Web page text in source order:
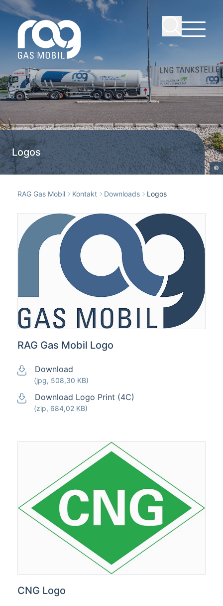
©
Logos
RAG Gas Mobil Kontakt Downloads Logos
RAG Gas Mobil Logo
Download
(jpg, 508,30 KB)
Download Logo Print (4C)
(zip, 684,02 KB)
CNG Logo